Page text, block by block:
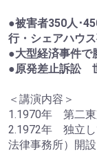
●被害者350人･
行・シェアハウ
●大型経済事件で
●原発差止訴訟
＜講演内容＞
1.1970年 第二東
2.1972年 独立し
法律事務所）開設